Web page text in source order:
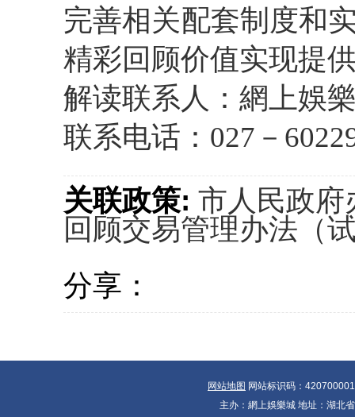
完善相关配套制度和
精彩回顾价值实现提
解读联系人：網上娛
联系电话：027－
关联政策: 市人民政府
回顾交易管理办法（
分享：
网站地图 网站标识码：
主办：網上娛樂城 地址：湖北